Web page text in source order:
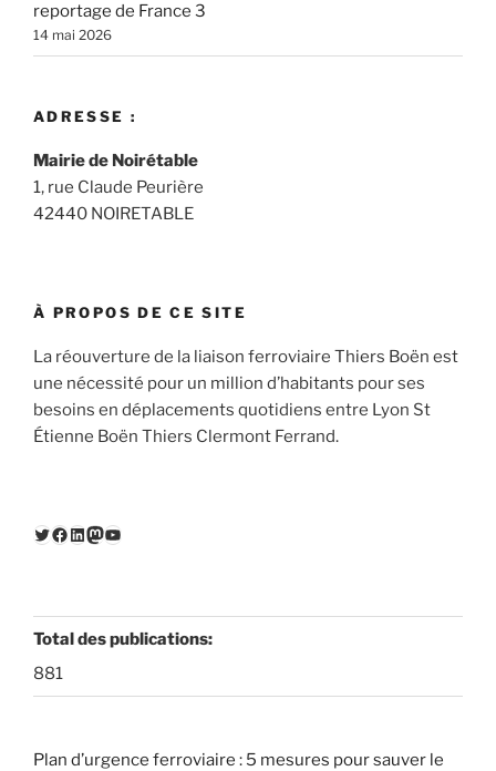
reportage de France 3
14 mai 2026
ADRESSE :
Mairie de Noirétable
1, rue Claude Peurière
42440 NOIRETABLE
À PROPOS DE CE SITE
La réouverture de la liaison ferroviaire Thiers Boën est
une nécessité pour un million d’habitants pour ses
besoins en déplacements quotidiens entre Lyon St
Étienne Boën Thiers Clermont Ferrand.
Twitter
Facebook
LinkedIn
Mastodon
YouTube
Total des publications:
881
Plan d’urgence ferroviaire : 5 mesures pour sauver le